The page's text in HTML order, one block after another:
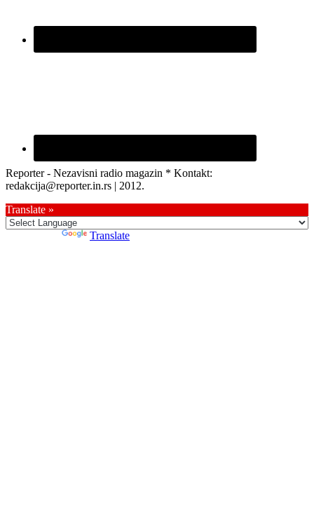
Reporter - Nezavisni radio magazin * Kontakt:
redakcija@reporter.in.rs | 2012.
Translate »
Translate